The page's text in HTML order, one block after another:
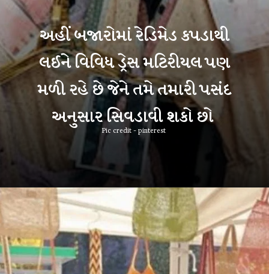
અહીં બજારોમાં રેડિમેડ કપડાથી
લઈને વિવિધ ડ્રેસ મટિરીયલ પણ
મળી રહે છે જેને તમે તમારી પસંદ
અનુસાર સિવડાવી શકો છો
Pic credit - pinterest